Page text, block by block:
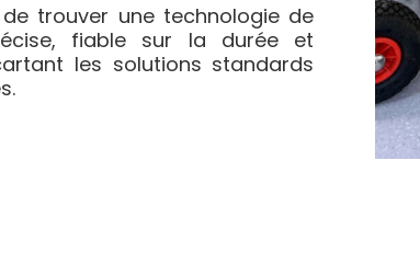
trouver une technologie de
fiable sur la durée et
les solutions standards